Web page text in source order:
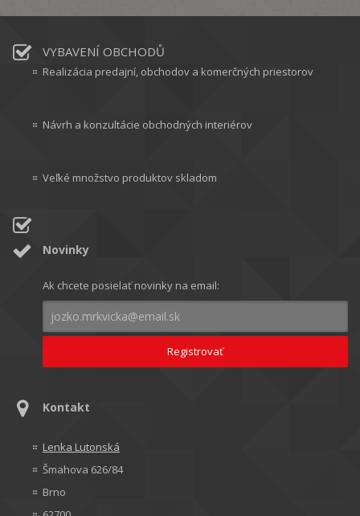
VYBAVENÍ OBCHODŮ
Realizácia predajní, obchodov a komerčných priestorov
Návrh a konzultácie obchodných interiérov
Veľké množstvo produktov skladom
Novinky
Ak chcete posielať novinky na email:
Kontakt
Lenka Lutonská
Šmahova 626/84
Brno